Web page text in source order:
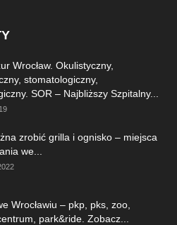
Wrocław. Okulistyczny,
stomatologiczny,
SOR – Najbliższy Szpitalny...
zrobić grilla i ognisko – miejsca
we...
Wrocławiu – pkp, pks, zoo,
park&ride. Zobacz...